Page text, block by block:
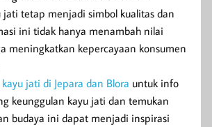
jati tetap menjadi simbol kualitas dan
ini tidak hanya menambah nilai
meningkatkan kepercayaan konsumen
jati di Jepara dan Blora untuk info
keunggulan kayu jati dan temukan
budaya ini dapat menjadi inspirasi